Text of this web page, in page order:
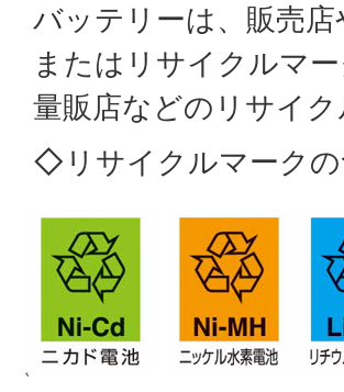
バッテリーは、販売
またはリサイクルマ
量販店などのリサイ
◇リサイクルマーク